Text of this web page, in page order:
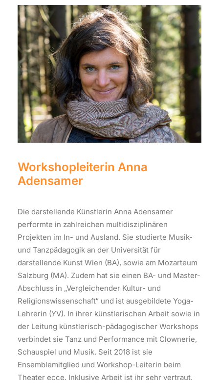
Workshopleiterin Anna
Adensamer
Die darstellende Künstlerin Anna Adensamer
performte in zahlreichen multidisziplinären
Projekten im In- und Ausland. Sie studierte Musik-
und Tanzpädagogik an der Universität für
darstellende Kunst Wien (BA), sowie am Mozarteum
Salzburg (MA). Zudem hat sie einen BA- und Master-
Abschluss in „Vergleichender Kultur- und
Religionswissenschaft“ und ist ausgebildete Yoga-
Lehrerin (YV). In ihrer künstlerischen Arbeit sowie in
der Leitung künstlerisch-pädagogischer Workshops
verbindet sie Tanz und Performance mit Clownerie,
Schauspiel und Musik. Seit 2018 ist sie
Ensemblemitglied und Workshop-Leiterin beim
Theater ecce. Inklusive Arbeit ist ihr sehr vertraut.